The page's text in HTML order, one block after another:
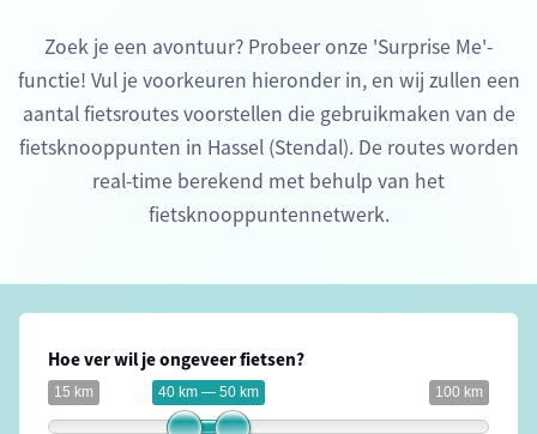
Zoek je een avontuur? Probeer onze 'Surprise Me'-
functie! Vul je voorkeuren hieronder in, en wij zullen een
aantal fietsroutes voorstellen die gebruikmaken van de
fietsknooppunten in Hassel (Stendal). De routes worden
real-time berekend met behulp van het
fietsknooppuntennetwerk.
Hoe ver wil je ongeveer fietsen?
15 km 100 km
40 km — 50 km